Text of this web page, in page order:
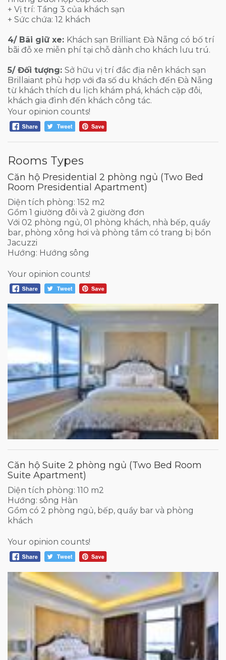
+ Vị trí: Tầng 3 của khách sạn
+ Sức chứa: 12 khách
4/ Bãi giữ xe: Khách sạn Brilliant Đà Nẵng có bố trí
bãi đỗ xe miễn phí tại chỗ dành cho khách lưu trú.
5/ Đối tượng: Sở hữu vị trí đắc địa nên khách sạn
Brillaiant phù hợp với đa số du khách đến Đà Nẵng
từ khách thích du lịch khám phá, khách cặp đôi,
khách gia đình đến khách công tác.
Your opinion counts!
Rooms Types
Căn hộ Presidential 2 phòng ngủ (Two Bed
Room Presidential Apartment)
Diện tích phòng: 152 m2
Gồm 1 giường đôi và 2 giường đơn
Với 02 phòng ngủ, 01 phòng khách, nhà bếp, quầy
bar, phòng xông hơi và phòng tắm có trang bị bồn
Jacuzzi
Hướng: Hướng sông
Your opinion counts!
Căn hộ Suite 2 phòng ngủ (Two Bed Room
Suite Apartment)
Diện tích phòng: 110 m2
Hướng: sông Hàn
Gồm có 2 phòng ngủ, bếp, quầy bar và phòng
khách
Your opinion counts!